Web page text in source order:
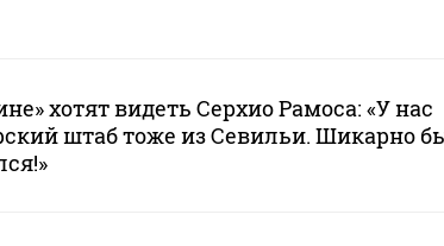
хотят видеть Серхио Рамоса: «У нас
штаб тоже из Севильи. Шикарно